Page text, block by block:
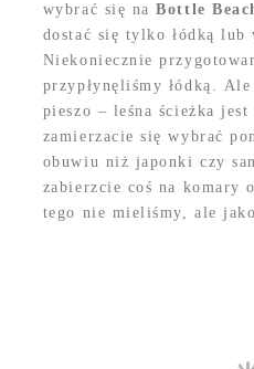
wybrać się naBottle
dostać się tylko łódką lub
Niekoniecznie
przypłynęliśmy łódką.
pieszo – leśna ścieżka
zamierzacie się wybrać
obuwiu niż japonki czy
zabierzcie coś na komary
tego nie mieliśmy, ale